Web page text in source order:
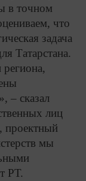
в точном
что
задача
Татарстана.
– сказал
лиц
проектный
мы
РТ.